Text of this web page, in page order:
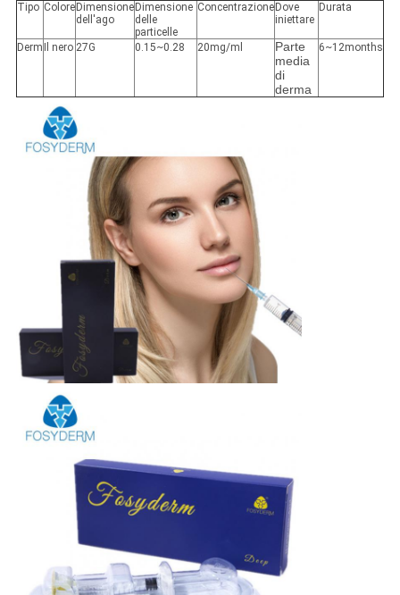
Tipo Colore Dimensione
dell'ago
Dimensione
delle
particelle
Concentrazione Dove
iniettare
Durata
Derm Il nero 27G 0.15~0.28 20mg/ml
Parte
media
di
derma
6~12months